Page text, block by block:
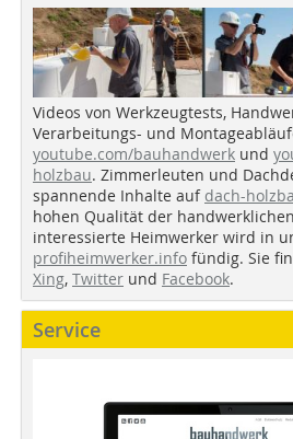
Videos von Werkzeugtests,
Verarbeitungs- und
youtube.com/bauhandwerk und
holzbau. Zimmerleuten und
spannende Inhalte auf dach-
hohen Qualität der
interessierte Heimwerker wird in
profiheimwerker.info fündig. Sie
Xing, Twitter und Facebook.
Service